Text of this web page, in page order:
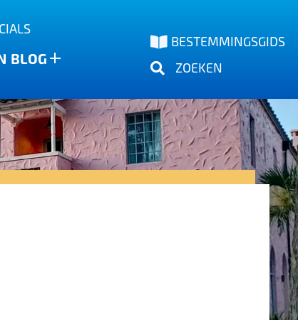
BLOG
BESTEMMINGSGIDS
ZOEKEN